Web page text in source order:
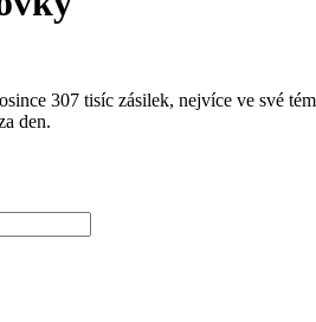
307 tisíc zásilek, nejvíce ve své
den.